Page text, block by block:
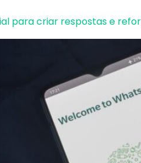
para criar respostas e